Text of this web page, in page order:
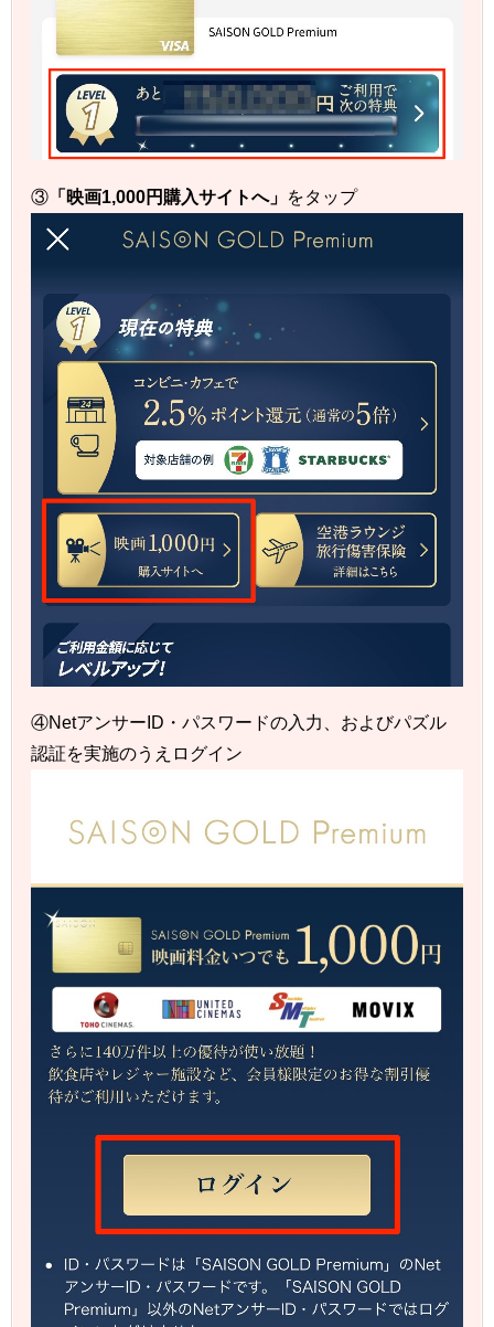
③ 「映画1,000円購入サイトへ」 をタップ
④NetアンサーID・パスワードの入力、およびパズル
認証を実施のうえログイン